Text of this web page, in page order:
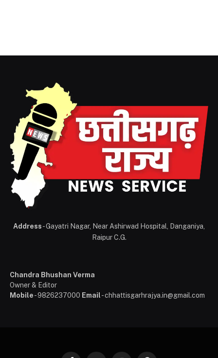
Address- Gayatri Nagar, Near Ashirwad Hospital, Danganiya,
Raipur C.G.
Chandra Bhushan Verma
Owner & Editor
Mobile- 9826237000 Email- chhattisgarhrajya.in@gmail.com